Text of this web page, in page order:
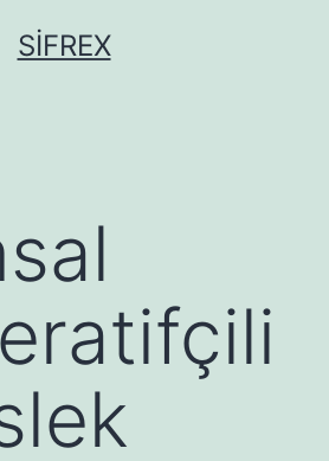
SIFREX